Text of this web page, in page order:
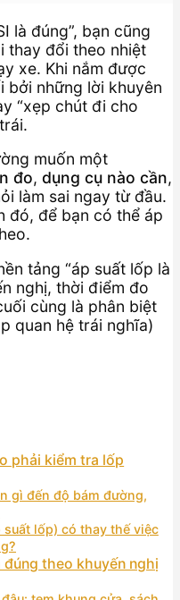
là đúng”, bạn cũng
thay đổi theo nhiệt
xe. Khi nắm được
bởi những lời khuyên
“xẹp chút đi cho
muốn một
đo, dụng cụ nào cần,
làm sai ngay từ đầu.
đó, để bạn có thể áp
tảng “áp suất lốp là
nghị, thời điểm đo
cùng là phân biệt
quan hệ trái nghĩa)
phải kiểm tra lốp
gì đến độ bám đường,
suất lốp) có thay thế việc
theo khuyến nghị